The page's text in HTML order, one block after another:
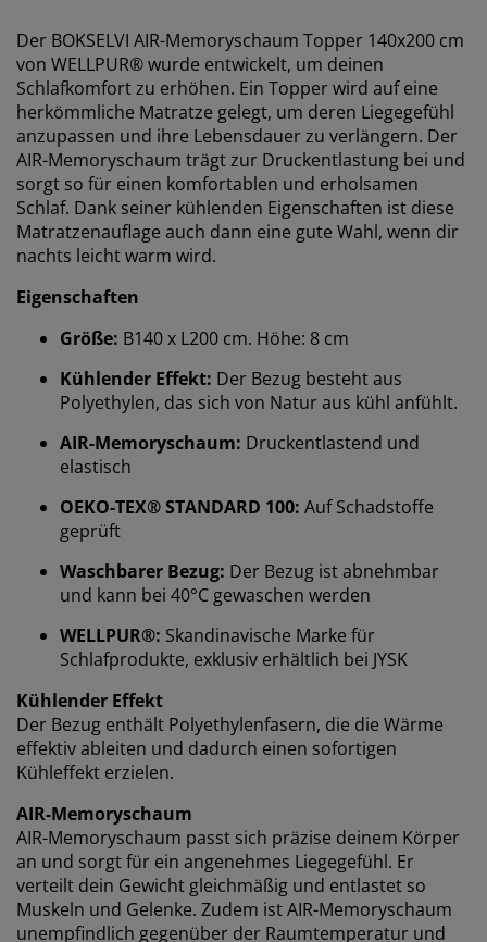
Der BOKSELVI AIR-Memoryschaum Topper 140x200 cm
von WELLPUR® wurde entwickelt, um deinen
Schlafkomfort zu erhöhen. Ein Topper wird auf eine
herkömmliche Matratze gelegt, um deren Liegegefühl
anzupassen und ihre Lebensdauer zu verlängern. Der
AIR-Memoryschaum trägt zur Druckentlastung bei und
sorgt so für einen komfortablen und erholsamen
Schlaf. Dank seiner kühlenden Eigenschaften ist diese
Matratzenauflage auch dann eine gute Wahl, wenn dir
nachts leicht warm wird.
Eigenschaften
Größe: B140 x L200 cm. Höhe: 8 cm
Kühlender Effekt: Der Bezug besteht aus
Polyethylen, das sich von Natur aus kühl anfühlt.
AIR-Memoryschaum: Druckentlastend und
elastisch
OEKO-TEX® STANDARD 100: Auf Schadstoffe
geprüft
Waschbarer Bezug: Der Bezug ist abnehmbar
und kann bei 40°C gewaschen werden
WELLPUR®: Skandinavische Marke für
Schlafprodukte, exklusiv erhältlich bei JYSK
Kühlender Effekt
Der Bezug enthält Polyethylenfasern, die die Wärme
effektiv ableiten und dadurch einen sofortigen
Kühleffekt erzielen.
AIR-Memoryschaum
AIR-Memoryschaum passt sich präzise deinem Körper
an und sorgt für ein angenehmes Liegegefühl. Er
verteilt dein Gewicht gleichmäßig und entlastet so
Muskeln und Gelenke. Zudem ist AIR-Memoryschaum
unempfindlich gegenüber der Raumtemperatur und
Wir personalisieren dein Erlebnis
Bei JYSK verwenden wir Cookies und mobile
Kennungen, um dir ein optimales Erlebnis auf unserer
Website zu bieten. Cookies sammeln Informationen
über dich, um Funktionen, Statistiken und relevante
Werbung zu ermöglichen.
deine Browsing-Daten mit unseren Marketingpartnern
(z. B. Google, Meta und TikTok), um personalisierte und
zu den Zwecken findest du unter „Einstellungen“, wo
du auch deine Einwilligung jederzeit über das Cookie-
Symbol widerrufen kannst. Durch Klicken auf „Alle
akzeptieren“ stimmst du allen drei
Erhebung und Verarbeitung personenbezogener
Datensowie unsereCookie-Richtlinie.